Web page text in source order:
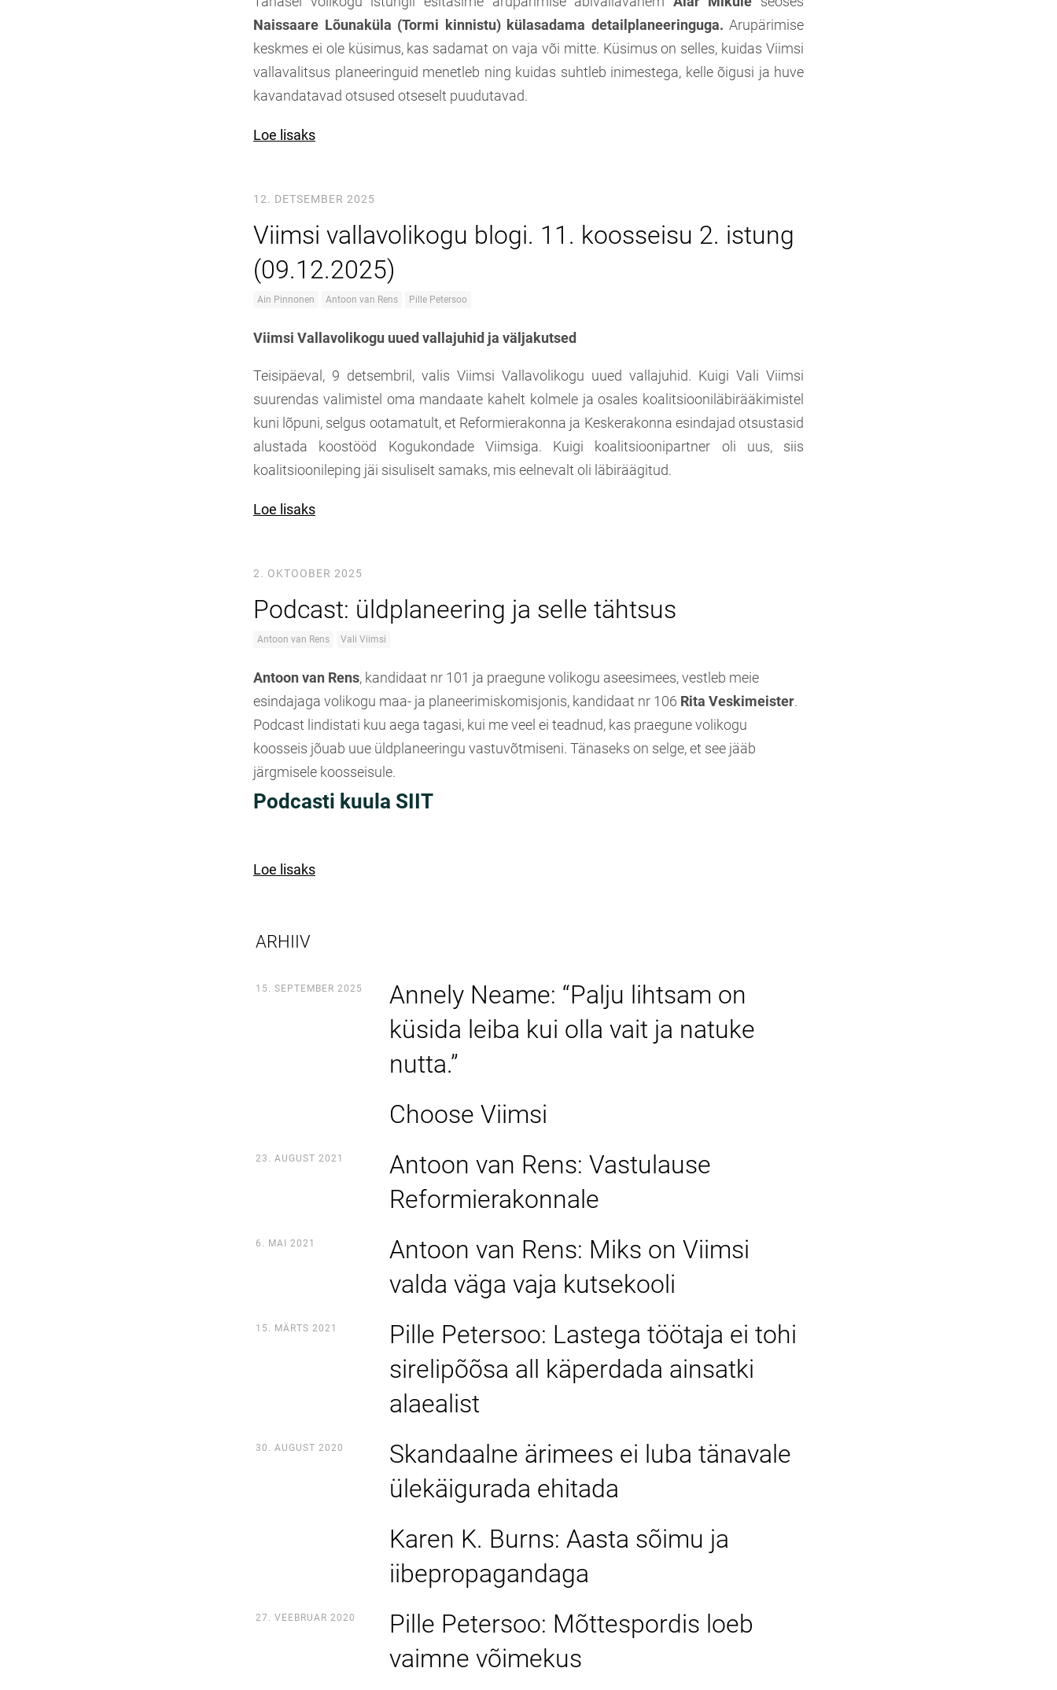
Naissaare Lõunaküla (Tormi kinnistu) külasadama detailplaneeringuga. Arupärimise
keskmes ei ole küsimus, kas sadamat on vaja või mitte. Küsimus on selles, kuidas Viimsi
vallavalitsus planeeringuid menetleb ning kuidas suhtleb inimestega, kelle õigusi ja huve
kavandatavad otsused otseselt puudutavad.
Loe lisaks
12. DETSEMBER 2025
Viimsi vallavolikogu blogi. 11. koosseisu 2. istung
(09.12.2025)
Ain Pinnonen Antoon van Rens Pille Petersoo
Viimsi Vallavolikogu uued vallajuhid ja väljakutsed
Teisipäeval, 9 detsembril, valis Viimsi Vallavolikogu uued vallajuhid. Kuigi Vali Viimsi
suurendas valimistel oma mandaate kahelt kolmele ja osales koalitsiooniläbirääkimistel
kuni lõpuni, selgus ootamatult, et Reformierakonna ja Keskerakonna esindajad otsustasid
alustada koostööd Kogukondade Viimsiga. Kuigi koalitsioonipartner oli uus, siis
koalitsioonileping jäi sisuliselt samaks, mis eelnevalt oli läbiräägitud.
Loe lisaks
2. OKTOOBER 2025
Podcast: üldplaneering ja selle tähtsus
Antoon van Rens Vali Viimsi
Antoon van Rens, kandidaat nr 101 ja praegune volikogu aseesimees, vestleb meie
esindajaga volikogu maa- ja planeerimiskomisjonis, kandidaat nr 106 Rita Veskimeister.
Podcast lindistati kuu aega tagasi, kui me veel ei teadnud, kas praegune volikogu
koosseis jõuab uue üldplaneeringu vastuvõtmiseni. Tänaseks on selge, et see jääb
järgmisele koosseisule.
Podcasti kuula SIIT
Loe lisaks
ARHIIV
15. SEPTEMBER 2025
Annely Neame: “Palju lihtsam on
küsida leiba kui olla vait ja natuke
nutta.”
Choose Viimsi
23. AUGUST 2021
Antoon van Rens: Vastulause
Reformierakonnale
6. MAI 2021
Antoon van Rens: Miks on Viimsi
valda väga vaja kutsekooli
15. MÄRTS 2021
Pille Petersoo: Lastega töötaja ei tohi
sirelipõõsa all käperdada ainsatki
alaealist
30. AUGUST 2020
Skandaalne ärimees ei luba tänavale
ülekäigurada ehitada
Karen K. Burns: Aasta sõimu ja
iibepropagandaga
27. VEEBRUAR 2020
Pille Petersoo: Mõttespordis loeb
vaimne võimekus